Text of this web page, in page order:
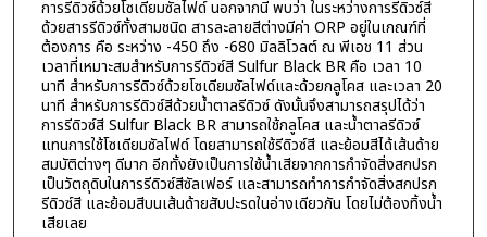
การรีดิวซ์ด้วยโซเดียมซัลไฟด์ นอกจากนี้ พบว่า ในระหว่างการรีดิวซ์สี
ด้วยสารรีดิวซ์ทั้งสามชนิด สารละลายสีต่างมีค่า ORP อยู่ในเกณฑ์ที่
ต้องการ คือ ระหว่าง -450 ถึง -680 มิลลิโวลต์ ณ พีเอช 11 ส่วน
เวลาที่เหมาะสมสำหรับการรีดิวซ์สี Sulfur Black BR คือ เวลา 10
นาที สำหรับการรีดิวซ์ด้วยโซเดียมซัลไฟด์และด้วยกลูโคส และเวลา 20
นาที สำหรับการรีดิวซ์สีด้วยน้ำตาลรีดิวซ์ ดังนั้นจึงสามารถสรุปได้ว่า
การรีดิวซ์สี Sulfur Black BR สามารถใช้กลูโคส และน้ำตาลรีดิวซ์
แทนการใช้โซเดียมซัลไฟด์ โดยสามารถใช้รีดิวซ์สี และย้อมสีได้เส้นด้าย
สมบัติต่างๆ ดีมาก อีกทั้งยังเป็นการใช้น้ำเสียจากการกำจัดสิ่งสกปรก
เป็นวัตถุดิบในการรีดิวซ์สีซัลเฟอร์ และสามารถทำการกำจัดสิ่งสกปรก
รีดิวซ์สี และย้อมสีบนเส้นด้ายสับปะรดในอ่างเดียวกัน โดยไม่ต้องทิ้งน้ำ
เสียเลย